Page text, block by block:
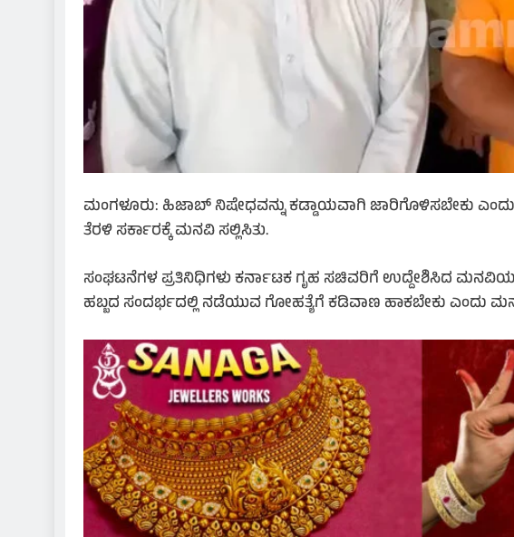
ಮಂಗಳೂರು: ಹಿಜಾಬ್ ನಿಷೇಧವನ್ನು ಕಡ್ಡಾಯವಾಗಿ ಜಾರಿಗೊಳಿಸಬೇಕು
ತೆರಳಿ ಸರ್ಕಾರಕ್ಕೆ ಮನವಿ ಸಲ್ಲಿಸಿತು.
ಸಂಘಟನೆಗಳ ಪ್ರತಿನಿಧಿಗಳು ಕರ್ನಾಟಕ ಗೃಹ ಸಚಿವರಿಗೆ ಉದ್ದೇಶಿಸಿದ
ಹಬ್ಬದ ಸಂದರ್ಭದಲ್ಲಿ ನಡೆಯುವ ಗೋಹತ್ಯೆಗೆ ಕಡಿವಾಣ ಹಾಕಬೇಕು ಎಂದು